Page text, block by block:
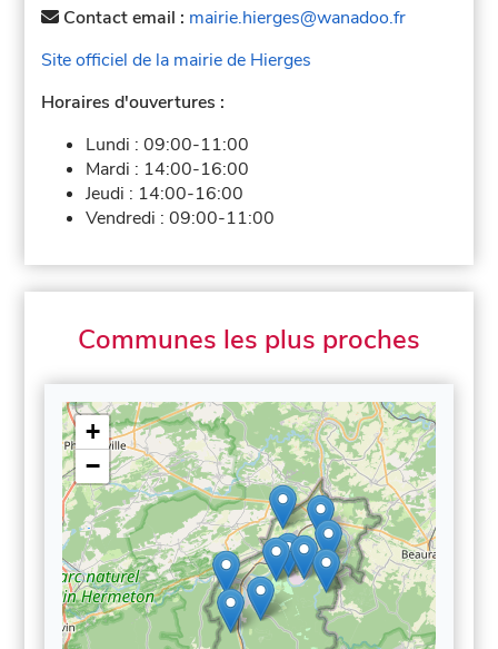
Contact email : mairie.hierges@wanadoo.fr
Site officiel de la mairie de Hierges
Horaires d'ouvertures :
Lundi :09:00-11:00
Mardi : 14:00-16:00
Jeudi : 14:00-16:00
Vendredi :09:00-11:00
Communes les plus proches
+
−